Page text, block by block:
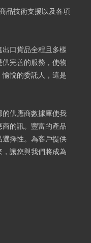
品技術支援以及各項
口貨品全程且多樣
完善的服務，使物
悅的委託人，這是
供應商數據庫使我
的訊。豐富的產品
擇性。為客戶提供
讓您與我們將成為